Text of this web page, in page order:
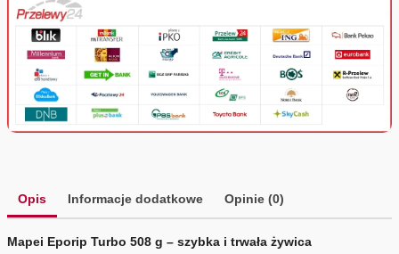
Opis Informacje dodatkowe Opinie (0)
Mapei Eporip Turbo 508 g – szybka i trwała żywica